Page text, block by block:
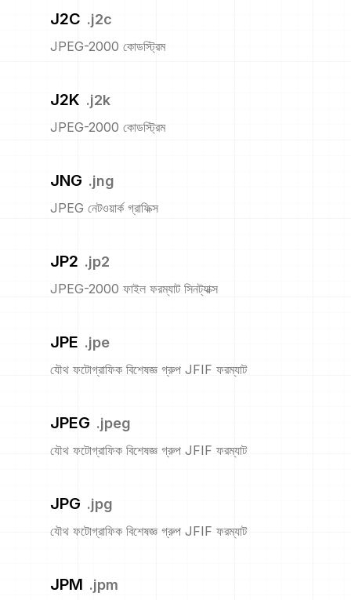
J2C .j2c
JPEG-2000 কোডস্ট্রিম
J2K .j2k
JPEG-2000 কোডস্ট্রিম
JNG .jng
JPEG নেটওয়ার্ক গ্রাফিক্স
JP2 .jp2
JPEG-2000 ফাইল ফরম্যাট সিনট্যাক্স
JPE .jpe
যৌথ ফটোগ্রাফিক বিশেষজ্ঞ গ্রুপ JFIF ফরম্যাট
JPEG .jpeg
যৌথ ফটোগ্রাফিক বিশেষজ্ঞ গ্রুপ JFIF ফরম্যাট
JPG .jpg
যৌথ ফটোগ্রাফিক বিশেষজ্ঞ গ্রুপ JFIF ফরম্যাট
JPM .jpm